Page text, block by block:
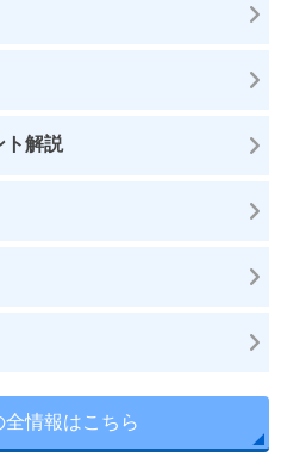
ト解説
全情報はこちら